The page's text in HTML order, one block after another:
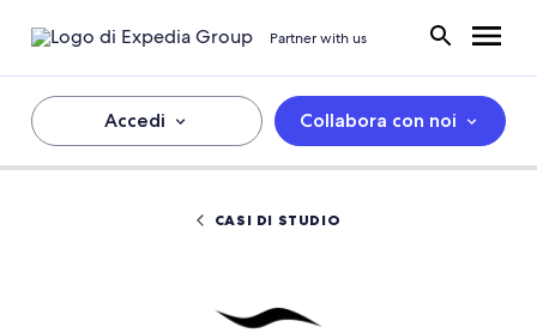
Partner with us
Accedi Collabora con noi
CASI DI STUDIO